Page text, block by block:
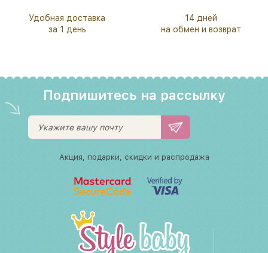
Удобная доставка
за 1 день
14 дней
на обмен и возврат
Подпишитесь на рассылку
Акция, подарки, скидки и распродажа